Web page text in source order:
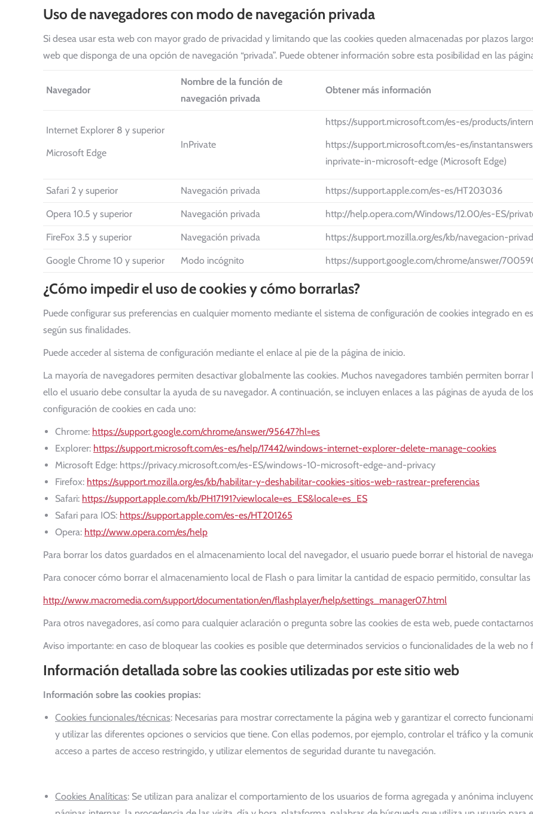
Uso de navegadores con modo de navegación privada
Si desea usar esta web con mayor grado de privacidad y limitando que las cookies queden almacenadas por plazos
web que disponga de una opción de navegación “privada”. Puede obtener información sobre esta posibilidad en las
Navegador
Nombre de la función de
navegación privada
Obtener más información
Internet Explorer 8 y superior
Microsoft Edge
InPrivate
https://support.microsoft.com/es-es/products/
https://support.microsoft.com/es-es/
inprivate-in-microsoft-edge (Microsoft Edge)
Safari 2 y superior Navegación privada https://support.apple.com/es-es/HT203036
Opera 10.5 y superior Navegación privada http://help.opera.com/Windows/12.00/es-ES/
FireFox 3.5 y superior Navegación privada https://support.mozilla.org/es/kb/navegacion-
Google Chrome 10 y superior Modo incógnito https://support.google.com/chrome/answer/
¿Cómo impedir el uso de cookies y cómo borrarlas?
Puede configurar sus preferencias en cualquier momento mediante el sistema de configuración de cookies integrado en
según sus finalidades.
Puede acceder al sistema de configuración mediante el enlace al pie de la página de inicio.
La mayoría de navegadores permiten desactivar globalmente las cookies. Muchos navegadores también permiten
ello el usuario debe consultar la ayuda de su navegador. A continuación, se incluyen enlaces a las páginas de ayuda de
configuración de cookies en cada uno:
Chrome: https://support.google.com/chrome/answer/95647?hl=es
Explorer: https://support.microsoft.com/es-es/help/17442/windows-internet-explorer-delete-manage-cookies
Microsoft Edge: https://privacy.microsoft.com/es-ES/windows-10-microsoft-edge-and-privacy
Firefox: https://support.mozilla.org/es/kb/habilitar-y-deshabilitar-cookies-sitios-web-rastrear-preferencias
Safari: https://support.apple.com/kb/PH17191?viewlocale=es_ES&locale=es_ES
Safari para IOS: https://support.apple.com/es-es/HT201265
Opera: http://www.opera.com/es/help
Para borrar los datos guardados en el almacenamiento local del navegador, el usuario puede borrar el historial de
Para conocer cómo borrar el almacenamiento local de Flash o para limitar la cantidad de espacio permitido, consultar
http://www.macromedia.com/support/documentation/en/flashplayer/help/settings_manager07.html
Para otros navegadores, así como para cualquier aclaración o pregunta sobre las cookies de esta web, puede
Aviso importante: en caso de bloquear las cookies es posible que determinados servicios o funcionalidades de la web no
Información detallada sobre las cookies utilizadas por este sitio web
Información sobre las cookies propias:
Cookies funcionales/técnicas: Necesarias para mostrar correctamente la página web y garantizar el correcto
y utilizar las diferentes opciones o servicios que tiene. Con ellas podemos, por ejemplo, controlar el tráfico y la
acceso a partes de acceso restringido, y utilizar elementos de seguridad durante tu navegación.
Cookies Analíticas: Se utilizan para analizar el comportamiento de los usuarios de forma agregada y anónima